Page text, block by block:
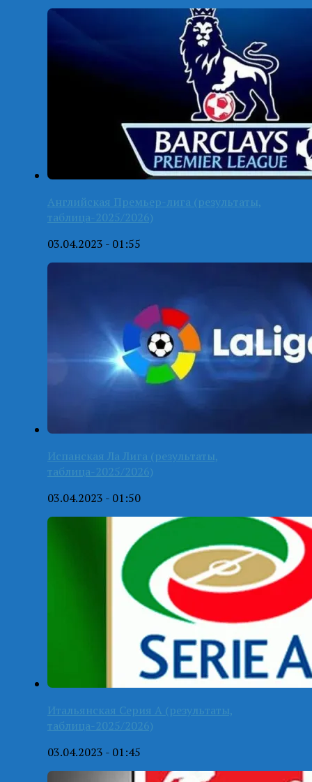
Английская Премьер-лига (результаты,
таблица-2025/2026)
03.04.2023 - 01:55
Испанская Ла Лига (результаты,
таблица-2025/2026)
03.04.2023 - 01:50
Итальянская Серия А (результаты,
таблица-2025/2026)
03.04.2023 - 01:45